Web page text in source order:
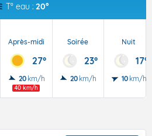
T° eau : 20°
Après-midi
27°
20 km/h
40 km/h
Soirée
23°
20 km/h
Nuit
17°
10 km/h